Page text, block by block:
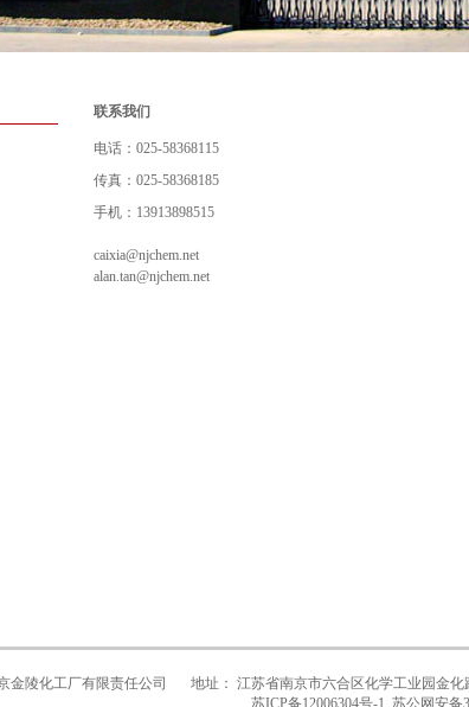
联系我们
电话：025-58368115
传真：025-58368185
手机：13913898515
caixia@njchem.net
alan.tan@njchem.net
金陵化工厂有限责任公司 地址： 江苏省南京市六合区化学工业园金化
苏ICP备12006304号-1
苏公网安备